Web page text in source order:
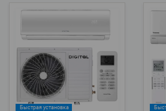
Быстрая установка